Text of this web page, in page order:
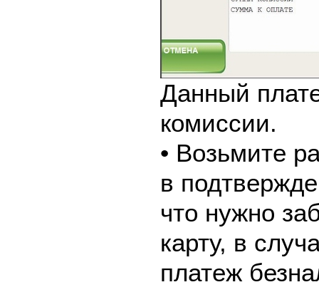
Данный
комиссии.
• Возьмите
в
что нужно
карту, в
платеж